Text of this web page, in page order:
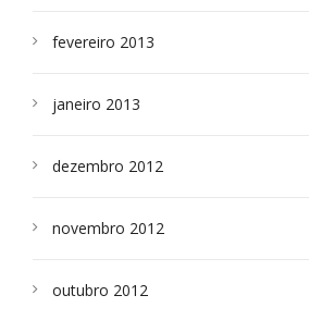
fevereiro 2013
janeiro 2013
dezembro 2012
novembro 2012
outubro 2012